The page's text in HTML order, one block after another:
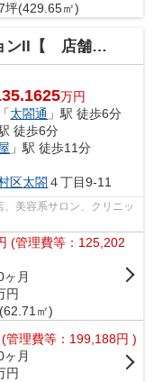
坪(429.65㎡)
舗系おすすめ 】
万円
「太閤通 」駅 徒歩6分
徒歩6分
」駅 徒歩11分
区太閤 ４丁目9-11
美容系サロン、クリニッ
(管理費等：125,202
ヶ月
円
㎡)
(管理費等：199,188円 )
ヶ月
円